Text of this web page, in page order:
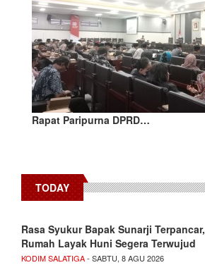
Rapat Paripurna DPRD…
TODAY
Rasa Syukur Bapak Sunarji Terpancar,
Rumah Layak Huni Segera Terwujud
KODIM SALATIGA- SABTU, 8 AGU 2026